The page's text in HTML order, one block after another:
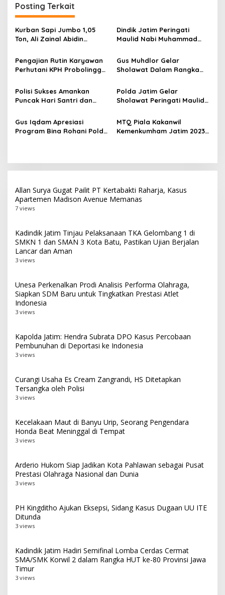
a
s
i
o
Posting Terkait
Kurban Sapi Jumbo 1,05
Ton, Ali Zainal Abidin
Terbalaskan
Dindik Jatim Peringati
Maulid Nabi Muhammad
Taruna Madiun
Pengajian Rutin Karyawan
Perhutani KPH Probolinggo
Tengah Kesibukan dan
Rutinitas Kerja
Gus Muhdlor Gelar
Sholawat Dalam Rangka
Dan Hari Santri 2023.
Polisi Sukses Amankan
Puncak Hari Santri dan
Surabaya
Polda Jatim Gelar
Sholawat Peringati Maulid
Gus Iqdam Apresiasi
Program Bina Rohani Polda
MTQ Piala Kakanwil
Kemenkumham Jatim 2023
Allan Surya Gugat Pailit PT Kertabakti Raharja, Kasus
Apartemen Madison Avenue Memanas
7 views
Kadindik Jatim Tinjau Pelaksanaan TKA Gelombang 1 di
SMKN 1 dan SMAN 3 Kota Batu, Pastikan Ujian Berjalan
Lancar dan Aman
3 views
Unesa Perkenalkan Prodi Analisis Performa Olahraga,
Siapkan SDM Baru untuk Tingkatkan Prestasi Atlet
Indonesia
3 views
Kapolda Jatim: Hendra Subrata DPO Kasus Percobaan
Pembunuhan di Deportasi ke Indonesia
3 views
Curangi Usaha Es Cream Zangrandi, HS Ditetapkan
Tersangka oleh Polisi
3 views
Kecelakaan Maut di Banyu Urip, Seorang Pengendara
Honda Beat Meninggal di Tempat
3 views
Arderio Hukom Siap Jadikan Kota Pahlawan sebagai Pusat
Prestasi Olahraga Nasional dan Dunia
3 views
PH Kingditho Ajukan Eksepsi, Sidang Kasus Dugaan UU ITE
Ditunda
3 views
Kadindik Jatim Hadiri Semifinal Lomba Cerdas Cermat
SMA/SMK Korwil 2 dalam Rangka HUT ke-80 Provinsi Jawa
Timur
3 views